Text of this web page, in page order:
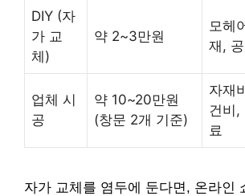
DIY (자
가 교
체)
약 2~3만원
모헤
재,
업체 시
공
약 10~20만원
(창문 2개 기준)
자재
건비,
료
자가 교체를 염두에 둔다면, 온라인